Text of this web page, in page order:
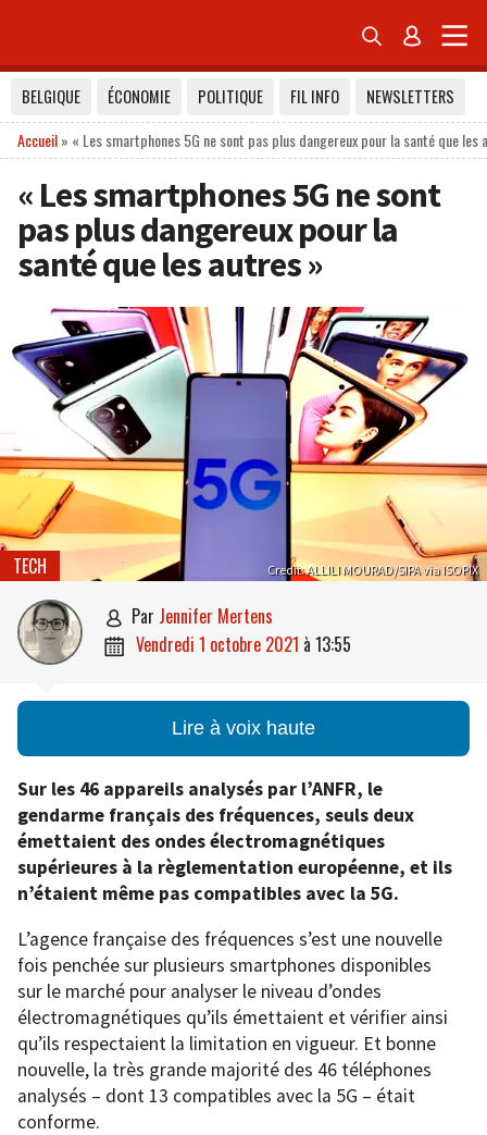
 
BELGIQUE ÉCONOMIE POLITIQUE FIL INFO
NEWSLETTERS
Accueil» « Les smartphones 5G ne sont pas plus dangereux pour la santé que les
« Les smartphones 5G ne sont
pas plus dangereux pour la
santé que les autres »
Credit: ALLILI MOURAD/SIPA via ISOPIX
TECH
 par Jennifer Mertens
 vendredi 1 octobre 2021 à 13:55
Lire à voix haute
Sur les 46 appareils analysés par l’ANFR, le
gendarme français des fréquences, seuls deux
émettaient des ondes électromagnétiques
supérieures à la règlementation européenne, et ils
n’étaient même pas compatibles avec la 5G.
L’agence française des fréquences s’est une nouvelle
fois penchée sur plusieurs smartphones disponibles
sur le marché pour analyser le niveau d’ondes
électromagnétiques qu’ils émettaient et vérifier ainsi
qu’ils respectaient la limitation en vigueur. Et bonne
nouvelle, la très grande majorité des 46 téléphones
analysés – dont 13 compatibles avec la 5G – était
conforme.